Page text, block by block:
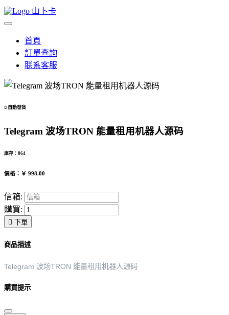
山卜卡
首頁
訂單查詢
联系客服
 自動發貨
Telegram 波场TRON 能量租用机器人源码
庫存：864
價格：￥ 998.00
信箱:
購買:
 下單
商品描述
Telegram 波场TRON 能量租用机器人源码
購買提示